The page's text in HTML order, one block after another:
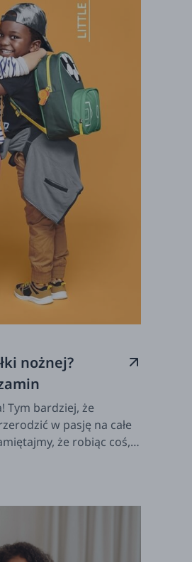
nożnej?
Tym bardziej, że
w pasję na całe
że robiąc coś,
małemu fanowi...
do lektury!